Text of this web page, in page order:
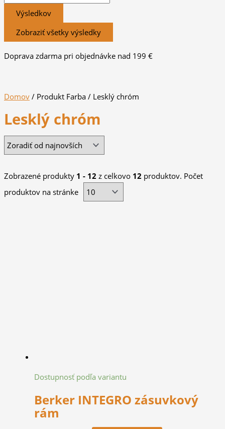
Výsledkov
Zobraziť všetky výsledky
Doprava zdarma pri objednávke nad 199 €
Domov / Produkt Farba / Lesklý chróm
Lesklý chróm
Zobrazené produkty 1 - 12 z celkovo 12 produktov. Počet
produktov na stránke
Dostupnosť podľa variantu
Berker INTEGRO zásuvkový
rám